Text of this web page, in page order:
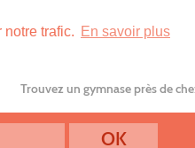
trafic. En savoir plus
Trouvez un gymnase près de